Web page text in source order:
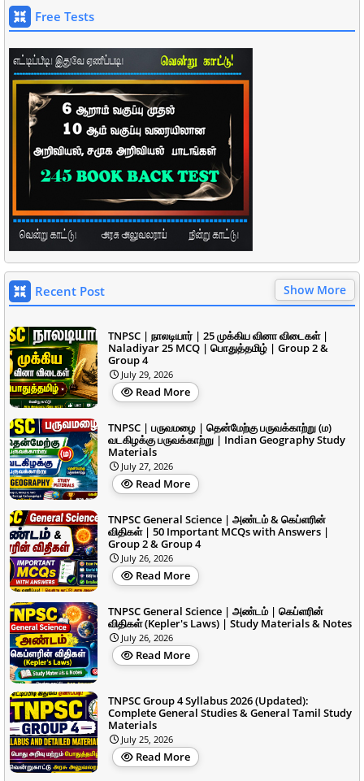
Free Tests
Recent Post Show More
TNPSC | நாலடியார் | 25 முக்கிய வினா விடைகள் |
Naladiyar 25 MCQ | பொதுத்தமிழ் | Group 2 &
Group 4
July 29, 2026
Read More
TNPSC | பருவமழை | தென்மேற்கு பருவக்காற்று (ம)
வடகிழக்கு பருவக்காற்று | Indian Geography Study
Materials
July 27, 2026
Read More
TNPSC General Science | அண்டம் & கெப்ளரின்
விதிகள் | 50 Important MCQs with Answers |
Group 2 & Group 4
July 26, 2026
Read More
TNPSC General Science | அண்டம் | கெப்ளரின்
விதிகள் (Kepler's Laws) | Study Materials & Notes
July 26, 2026
Read More
TNPSC Group 4 Syllabus 2026 (Updated):
Complete General Studies & General Tamil Study
Materials
July 25, 2026
Read More